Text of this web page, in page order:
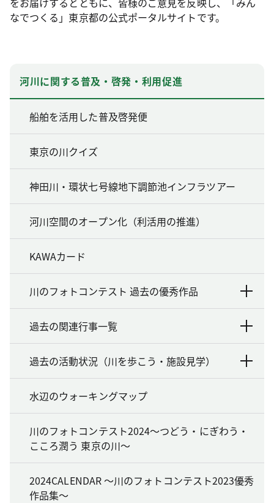
なでつくる」東京都の公式ポータルサイトです。
河川に関する普及・啓発・利用促進
船舶を活用した普及啓発便
東京の川クイズ
神田川・環状七号線地下調節池インフラツアー
河川空間のオープン化（利活用の推進）
KAWAカード
川のフォトコンテスト 過去の優秀作品
過去の関連行事一覧
過去の活動状況（川を歩こう・施設見学）
水辺のウォーキングマップ
川のフォトコンテスト2024～つどう・にぎわう・
こころ潤う 東京の川～
2024CALENDAR ～川のフォトコンテスト2023優秀
作品集～